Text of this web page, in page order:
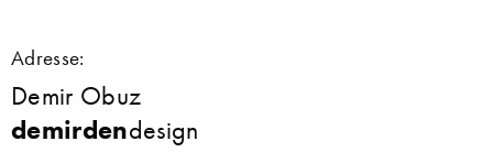
Adresse:
Demir Obuz
demirdendesign